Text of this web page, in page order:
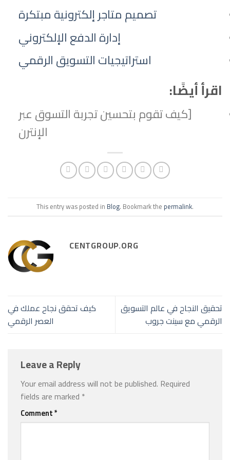
تصميم متاجر إلكترونية مبتكرة
إدارة الدفع الإلكتروني
استراتيجيات التسويق الرقمي
اقرأ أيضًا:
[كيف تقوم بتحسين تجربة التسوق عبر
الإنترن
This entry was posted in Blog. Bookmark the permalink.
CENTGROUP.ORG
كيف تحقق نجاح عملك في
العصر الرقمي
تحقيق النجاح في عالم التسويق
الرقمي مع سينت جروب
Leave a Reply
Your email address will not be published. Required
fields are marked *
Comment*